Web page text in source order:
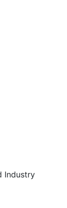
Industry